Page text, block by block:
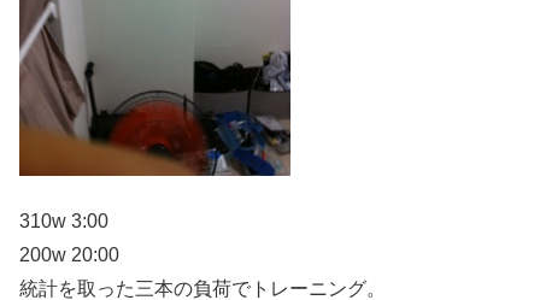
310w 3:00
200w 20:00
統計を取った三本の負荷でトレーニング。